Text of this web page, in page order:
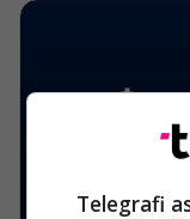
Telegrafi